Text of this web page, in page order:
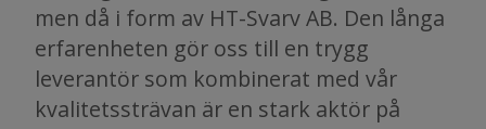
men då i form av HT-Svarv AB. Den långa
erfarenheten gör oss till en trygg
leverantör som kombinerat med vår
kvalitetssträvan är en stark aktör på